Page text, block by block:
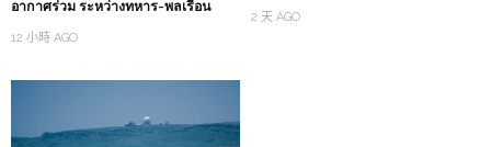
อากาศร่วม ระหว่างทหาร-พลเรือน
12 小時 AGO
2 天 AGO